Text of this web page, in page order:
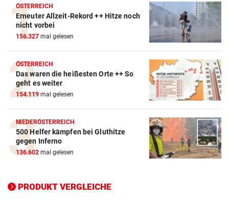
ÖSTERREICH
Erneuter Allzeit-Rekord ++ Hitze noch
nicht vorbei
156.327 mal gelesen
ÖSTERREICH
Das waren die heißesten Orte ++ So
geht es weiter
154.119 mal gelesen
NIEDERÖSTERREICH
500 Helfer kämpfen bei Gluthitze
gegen Inferno
136.602 mal gelesen
PRODUKT VERGLEICHE
Crosstrainer Vergleich
ZUM VERGLEICH
E-Bike Vergleich
ZUM VERGLEICH
Elektro-Scooter Vergleich
Ergometer Vergleich